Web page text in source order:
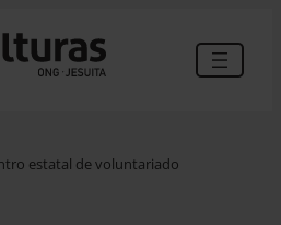
estatal de voluntariado